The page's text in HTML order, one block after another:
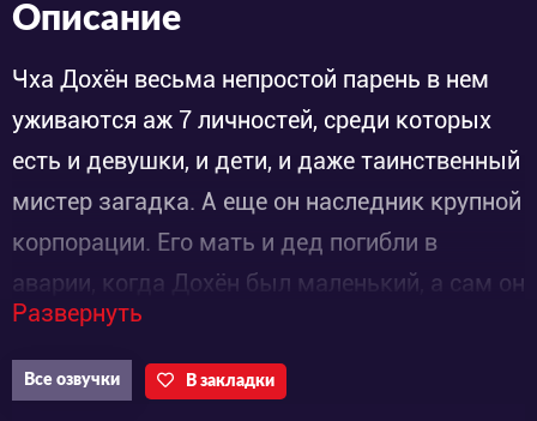
Описание
Чха Дохён весьма непростой парень в нем
уживаются аж 7 личностей, среди которых
есть и девушки, и дети, и даже таинственный
мистер загадка. А еще он наследник крупной
корпорации. Его мать и дед погибли в
аварии, когда Дохён был маленький, а сам он
чуть не сгорел в пожаре. Его мучают
болезненные воспоминания, которые не
дают парню покоя. Чтобы справиться со
Развернуть
Все озвучки В закладки